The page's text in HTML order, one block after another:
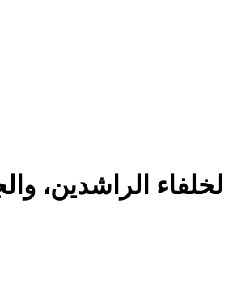
الراشدين،